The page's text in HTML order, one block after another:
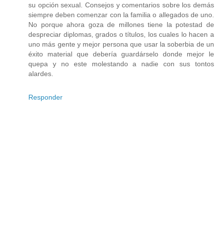
su opción sexual. Consejos y comentarios sobre los demás
siempre deben comenzar con la familia o allegados de uno.
No porque ahora goza de millones tiene la potestad de
despreciar diplomas, grados o títulos, los cuales lo hacen a
uno más gente y mejor persona que usar la soberbia de un
éxito material que debería guardárselo donde mejor le
quepa y no este molestando a nadie con sus tontos
alardes.
Responder